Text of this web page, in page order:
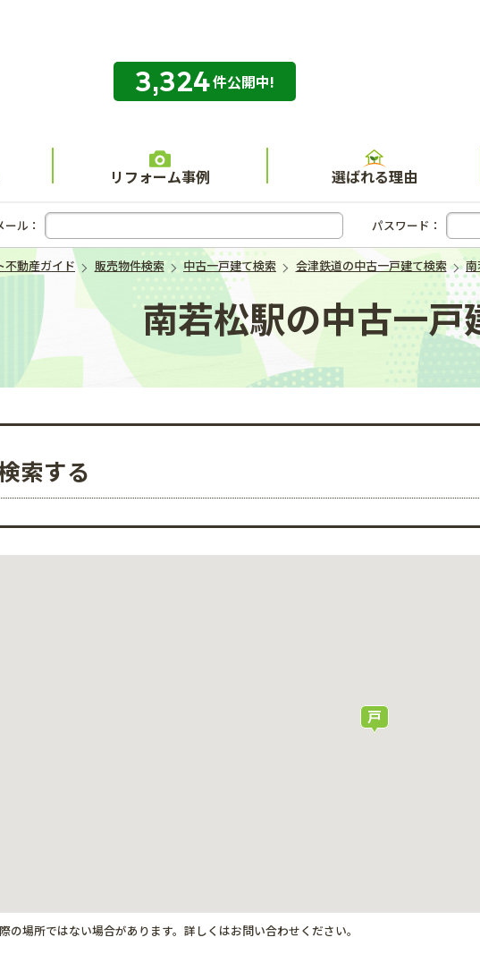
住まいの専門店 ハウスネット不動産ガイド
3,324件公開中!
リフォーム事例 選ばれる理由
ール： パスワード：
動産ガイド 販売物件検索 中古一戸建て検索 会津鉄道の中古一戸建て検索
南若松駅の中古一戸
索する
場所ではない場合があります。詳しくはお問い合わせください。